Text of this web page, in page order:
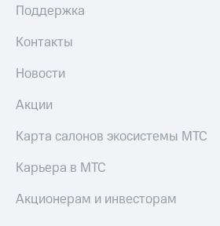
Поддержка
Контакты
Новости
Акции
Карта салонов экосистемы МТС
Карьера в МТС
Акционерам и инвесторам